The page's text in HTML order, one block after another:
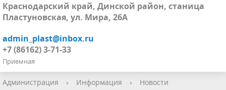
Краснодарский край, Динской район, станица
Пластуновская, ул. Мира, 26А
admin_plast@inbox.ru
+7 (86162) 3-71-33
Приемная
Администрация › Информация › Новости